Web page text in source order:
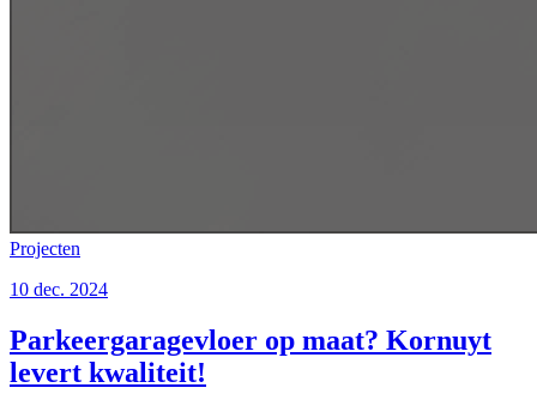
Projecten
10 dec. 2024
Parkeergaragevloer op maat? Kornuyt
levert kwaliteit!